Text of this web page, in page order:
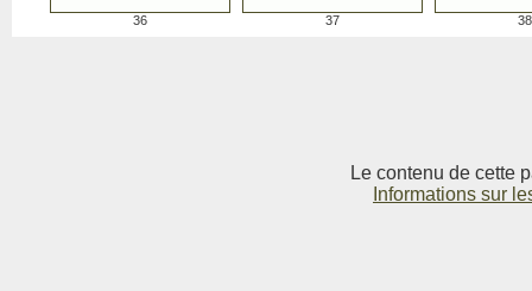
36 37 38
Le contenu de cette
Informations sur